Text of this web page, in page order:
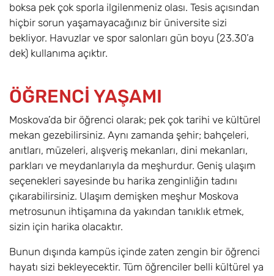
boksa pek çok sporla ilgilenmeniz olası. Tesis açısından
hiçbir sorun yaşamayacağınız bir üniversite sizi
bekliyor. Havuzlar ve spor salonları gün boyu (23.30’a
dek) kullanıma açıktır.
ÖĞRENCİ YAŞAMI
Moskova’da bir öğrenci olarak; pek çok tarihi ve kültürel
mekan gezebilirsiniz. Aynı zamanda şehir; bahçeleri,
anıtları, müzeleri, alışveriş mekanları, dini mekanları,
parkları ve meydanlarıyla da meşhurdur. Geniş ulaşım
seçenekleri sayesinde bu harika zenginliğin tadını
çıkarabilirsiniz. Ulaşım demişken meşhur Moskova
metrosunun ihtişamına da yakından tanıklık etmek,
sizin için harika olacaktır.
Bunun dışında kampüs içinde zaten zengin bir öğrenci
hayatı sizi bekleyecektir. Tüm öğrenciler belli kültürel ya